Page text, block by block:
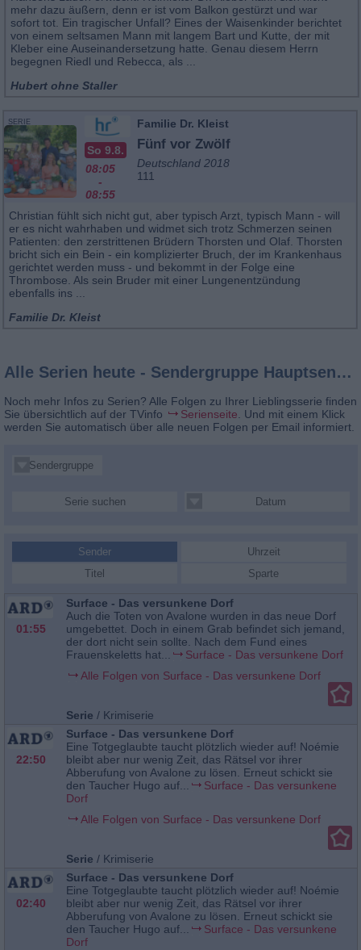
mehr dazu äußern, denn er ist vom Balkon gestürzt und war
sofort tot. Ein tragischer Unfall? Eines der Waisenkinder berichtet
von einem seltsamen Mann mit langem Bart und Kutte, der mit
Kleber eine Auseinandersetzung hatte. Genau diesem Herrn
begegnen Riedl und Rebecca, als ...
Hubert ohne Staller
SERIE
So 9.8.
08:05
-
08:55
Familie Dr. Kleist
Fünf vor Zwölf
Deutschland 2018
111
Christian fühlt sich nicht gut, aber typisch Arzt, typisch Mann - will
er es nicht wahrhaben und widmet sich trotz Schmerzen seinen
Patienten: den zerstrittenen Brüdern Thorsten und Olaf. Thorsten
bricht sich ein Bein - ein komplizierter Bruch, der im Krankenhaus
gerichtet werden muss - und bekommt in der Folge eine
Thrombose. Als sein Bruder mit einer Lungenentzündung
ebenfalls ins ...
Familie Dr. Kleist
Alle Serien heute - Sendergruppe Hauptsender
Noch mehr Infos zu Serien? Alle Folgen zu Ihrer Lieblingsserie finden
Sie übersichtlich auf der TVinfo
Serienseite. Und mit einem Klick
werden Sie automatisch über alle neuen Folgen per Email informiert.
Sendergruppe
Serie suchen Datum
Sender
Uhrzeit
Titel
Sparte
01:55
Surface - Das versunkene Dorf
Auch die Toten von Avalone wurden in das neue Dorf
umgebettet. Doch in einem Grab befindet sich jemand,
der dort nicht sein sollte. Nach dem Fund eines
Frauenskeletts hat...
Surface - Das versunkene Dorf
Alle Folgen von Surface - Das versunkene Dorf
Serie / Krimiserie
22:50
Surface - Das versunkene Dorf
Eine Totgeglaubte taucht plötzlich wieder auf! Noémie
bleibt aber nur wenig Zeit, das Rätsel vor ihrer
Abberufung von Avalone zu lösen. Erneut schickt sie
den Taucher Hugo auf...
Surface - Das versunkene
Dorf
Alle Folgen von Surface - Das versunkene Dorf
Serie / Krimiserie
02:40
Surface - Das versunkene Dorf
Eine Totgeglaubte taucht plötzlich wieder auf! Noémie
bleibt aber nur wenig Zeit, das Rätsel vor ihrer
Abberufung von Avalone zu lösen. Erneut schickt sie
den Taucher Hugo auf...
Surface - Das versunkene
Dorf